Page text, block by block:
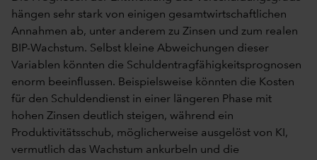
hängen sehr stark von einigen gesamtwirtschaftlichen
Annahmen ab, unter anderem zu Zinsen und zum realen
BIP-Wachstum. Selbst kleine Abweichungen dieser
Variablen könnten die Schuldentragfähigkeitsprognosen
enorm beeinflussen. Beispielsweise könnten die Kosten
für den Schuldendienst in einer längeren Phase mit
hohen Zinsen deutlich steigen, während ein
Produktivitätsschub, möglicherweise ausgelöst von KI,
vermutlich das Wachstum ankurbeln und die